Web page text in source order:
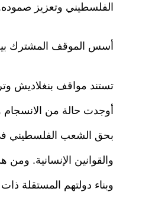
الفلسطيني وتعزيز
أسس الموقف المشترك بين
تستند مواقف بنغلاديش
أوجدت حالة من الانسجام
بحق الشعب الفلسطيني في
والقوانين الإنسانية.
وبناء دولتهم المستقلة